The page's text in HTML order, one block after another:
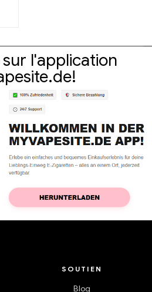
sur l'application
SOUTIEN
Blog